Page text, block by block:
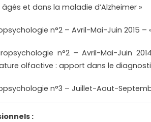
et dans la maladie d’Alzheimer »
n°2 – Avril-Mai-Juin
n°2 – Avril-Mai-Juin
olfactive : apport dans le
n°3 – Juillet-Aout-
: